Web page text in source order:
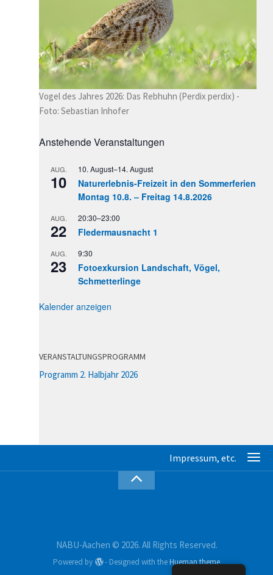
Vogel des Jahres 2026: Das Rebhuhn (Perdix perdix) -
Foto: Sebastian Inhofer
Anstehende Veranstaltungen
AUG.
10
10. August–14. August
Naturerlebnis-Freizeit in den Sommerferien
Montag 10.8. – Freitag 14.8.2026
AUG.
22
20:30–23:00
Fledermausnacht 1
AUG.
23
9:30
Fotoexkursion Landschaft, Vögel,
Schmetterlinge
Kalender anzeigen
VERANSTALTUNGSPROGRAMM
Programm 2. Halbjahr 2026
NABU-Aachen © 2026. All Rights Reserved.
Powered by - Designed with theHueman theme